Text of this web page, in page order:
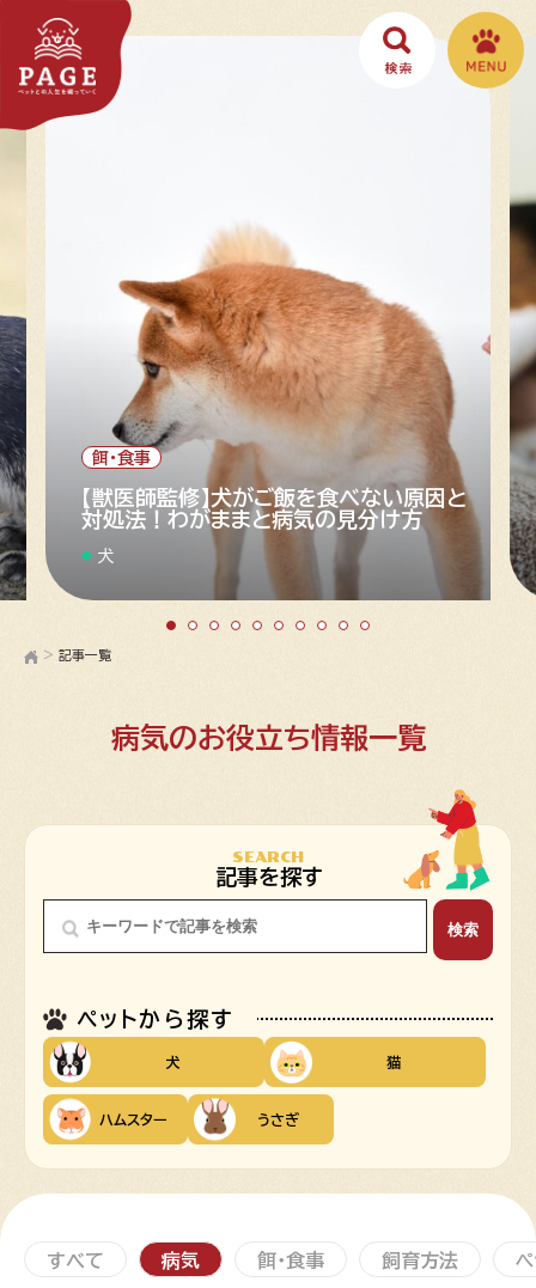
餌・食事
【獣医師監修】犬がご飯を食べない原因と
対処法！わがままと病気の見分け方
犬
> 記事一覧
病気のお役立ち情報一覧
SEARCH
記事を探す
ペットから探す
犬 猫
ハムスター うさぎ
すべて 病気 餌・食事 飼育方法